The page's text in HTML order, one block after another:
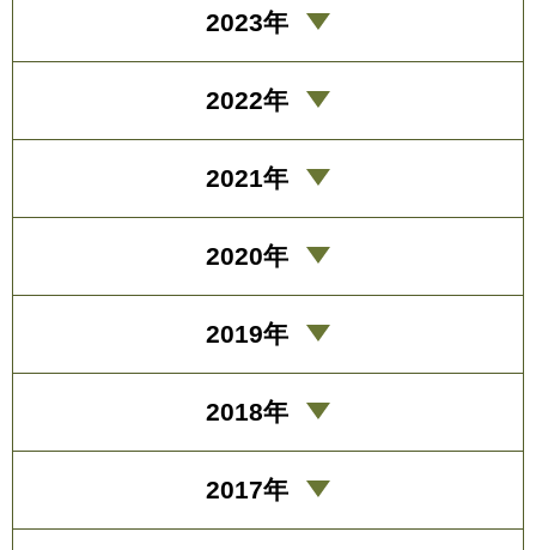
2023年
2022年
2021年
2020年
2019年
2018年
2017年